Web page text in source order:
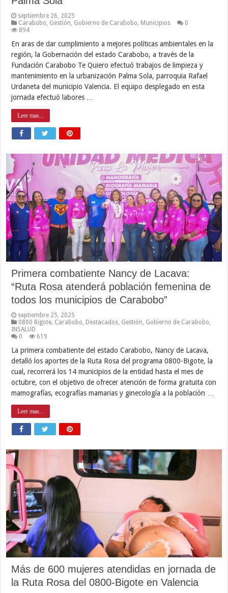
septiembre 26, 2025
Carabobo, Gestión, Gobierno de Carabobo, Municipios
0
894
En aras de dar cumplimiento a mejores políticas ambientales en la
región, la Gobernación del estado Carabobo, a través de la
Fundación Carabobo Te Quiero efectuó trabajos de limpieza y
mantenimiento en la urbanización Palma Sola, parroquia Rafael
Urdaneta del municipio Valencia. El equipo desplegado en esta
jornada efectuó labores …
Leer mas...
Primera combatiente Nancy de Lacava:
“Ruta Rosa atenderá población femenina de
todos los municipios de Carabobo”
septiembre 25, 2025
0800 Bigote, Carabobo, Destacados, Gestión, Gobierno de Carabobo,
INSALUD
0
619
La primera combatiente del estado Carabobo, Nancy de Lacava,
detalló los aportes de la Ruta Rosa del programa 0800-Bigote, la
cual, recorrerá los 14 municipios de la entidad hasta el mes de
octubre, con el objetivo de ofrecer atención de forma gratuita con
mamografías, ecografías mamarias y ginecología a la población …
Leer mas...
Más de 600 mujeres atendidas en jornada de
la Ruta Rosa del 0800-Bigote en Valencia